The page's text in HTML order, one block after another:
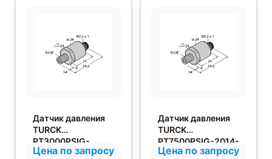
Датчик давления
TURCK
PT3000PSIG-
2014-I2-H1143
Цена по запросу
Датчик давления
TURCK
PT7500PSIG-2014-
I2-H1143
Цена по запросу